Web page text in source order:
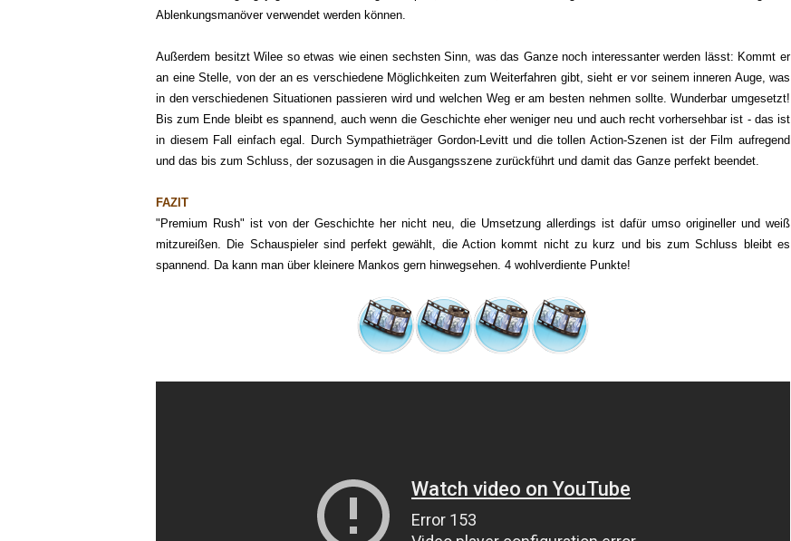
Ablenkungsmanöver verwendet werden können.
Außerdem besitzt Wilee so etwas wie einen sechsten Sinn, was das Ganze noch interessanter werden lässt: Kommt er
an eine Stelle, von der an es verschiedene Möglichkeiten zum Weiterfahren gibt, sieht er vor seinem inneren Auge, was
in den verschiedenen Situationen passieren wird und welchen Weg er am besten nehmen sollte. Wunderbar umgesetzt!
Bis zum Ende bleibt es spannend, auch wenn die Geschichte eher weniger neu und auch recht vorhersehbar ist - das ist
in diesem Fall einfach egal. Durch Sympathieträger Gordon-Levitt und die tollen Action-Szenen ist der Film aufregend
und das bis zum Schluss, der sozusagen in die Ausgangsszene zurückführt und damit das Ganze perfekt beendet.
FAZIT
"Premium Rush" ist von der Geschichte her nicht neu, die Umsetzung allerdings ist dafür umso origineller und weiß
mitzureißen. Die Schauspieler sind perfekt gewählt, die Action kommt nicht zu kurz und bis zum Schluss bleibt es
spannend. Da kann man über kleinere Mankos gern hinwegsehen. 4 wohlverdiente Punkte!